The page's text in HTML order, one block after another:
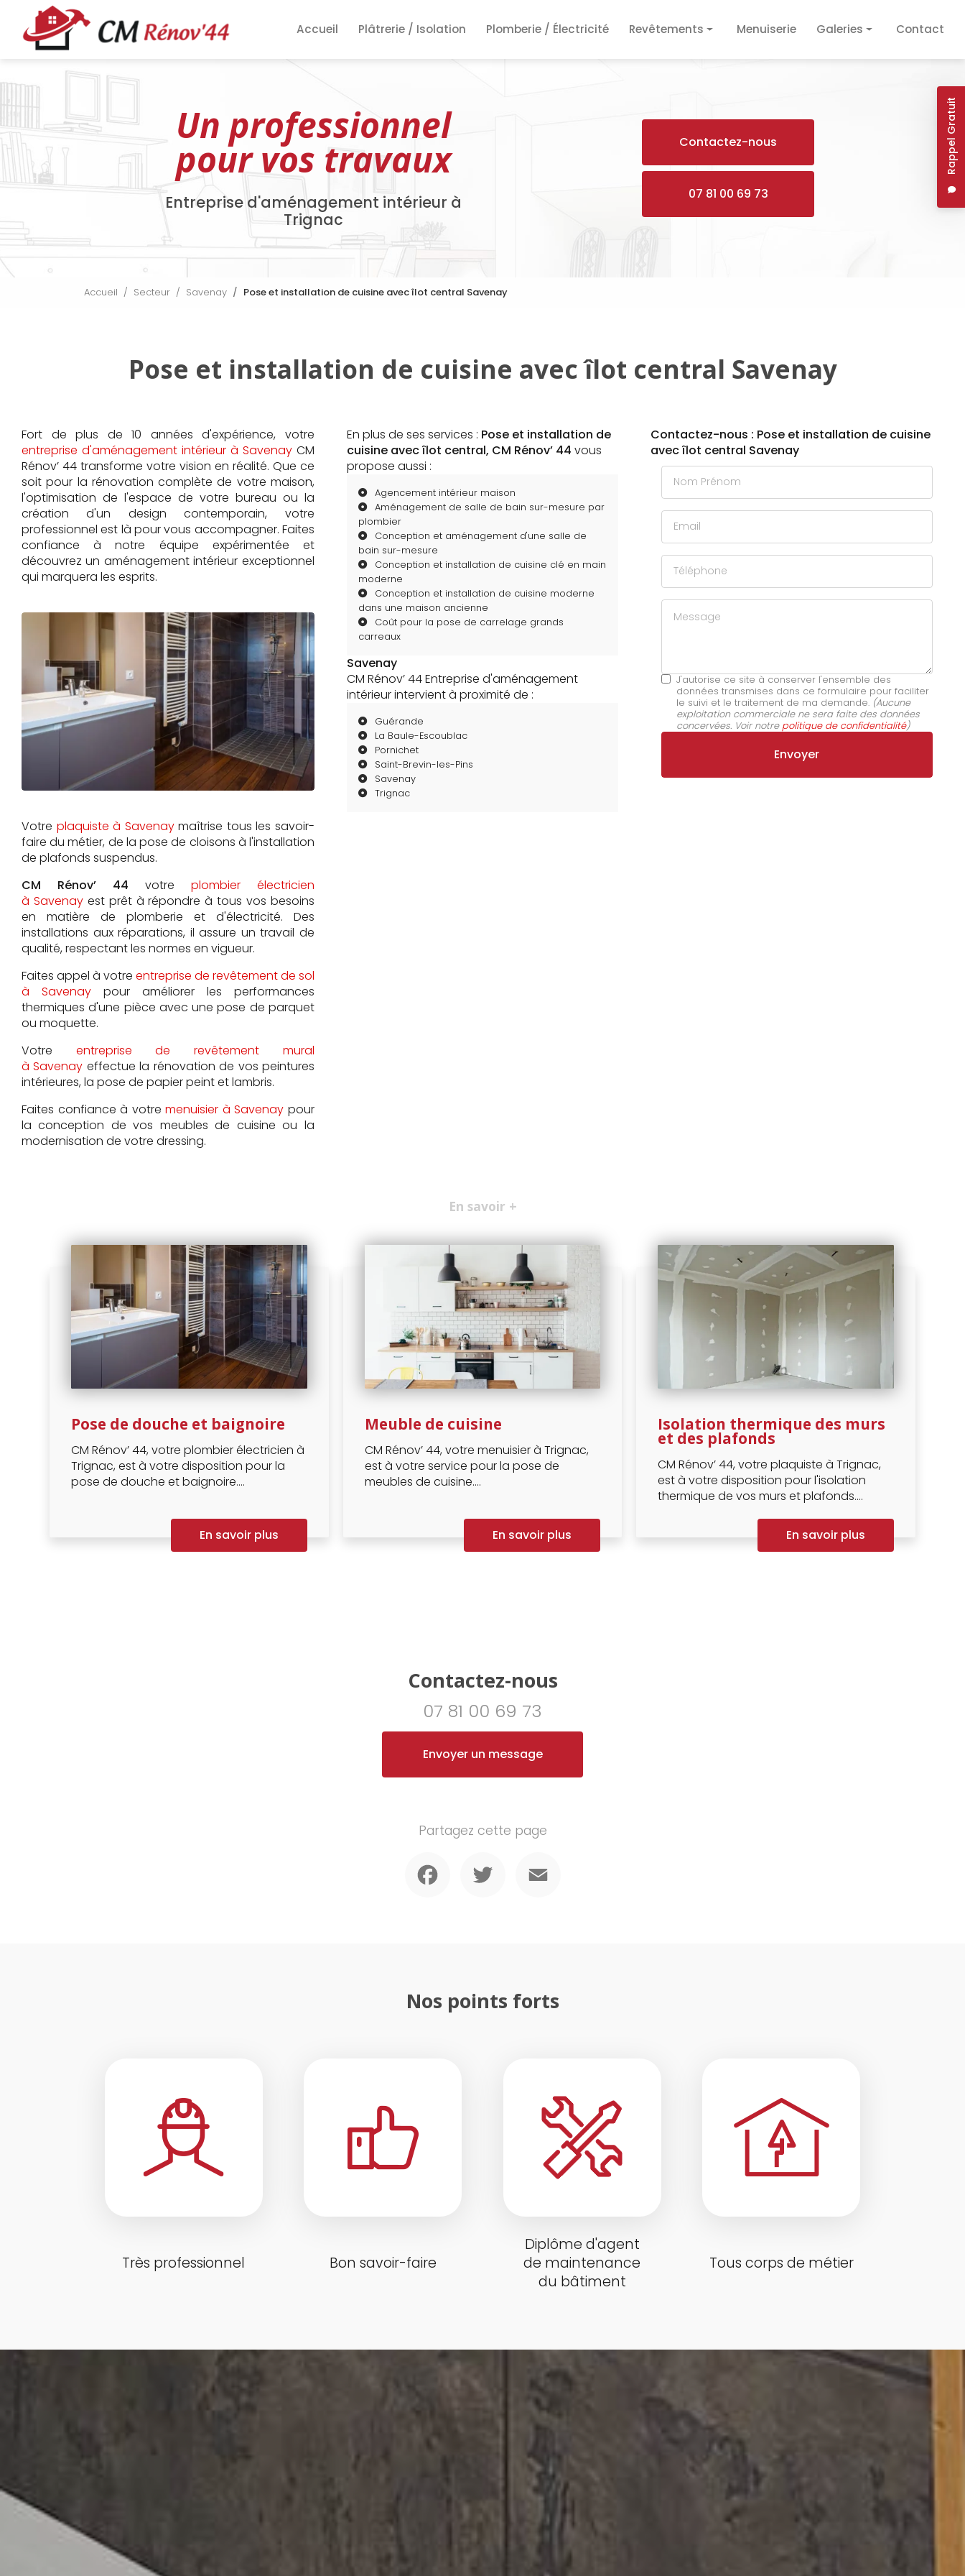
contenu
principal
Rappel Gratuit
Accueil Plâtrerie / Isolation Plomberie / Électricité Revêtements Menuiserie Galeries Contact
Un professionnel
pour vos travaux
Entreprise d'aménagement intérieur à
Trignac
Contactez-nous
07 81 00 69 73
Accueil Secteur Savenay Pose et installation de cuisine avec îlot central Savenay
Pose et installation de cuisine avec îlot central Savenay
Fort de plus de 10 années d'expérience, votre
entreprise d'aménagement intérieur à Savenay CM
Rénov’ 44 transforme votre vision en réalité. Que ce
soit pour la rénovation complète de votre maison,
l'optimisation de l'espace de votre bureau ou la
création d'un design contemporain, votre
professionnel est là pour vous accompagner. Faites
confiance à notre équipe expérimentée et
découvrez un aménagement intérieur exceptionnel
qui marquera les esprits.
Votre plaquiste à Savenaymaîtrise tous les savoir-
faire du métier, de la pose de cloisons à l'installation
de plafonds suspendus.
CM Rénov’ 44 votre plombier électricien
à Savenayest prêt à répondre à tous vos besoins
en matière de plomberie et d'électricité. Des
installations aux réparations, il assure un travail de
qualité, respectant les normes en vigueur.
Faites appel à votre entreprise de revêtement de sol
à Savenay pour améliorer les performances
thermiques d'une pièce avec une pose de parquet
ou moquette.
Votre entreprise de revêtement mural
à Savenay effectue la rénovation de vos peintures
intérieures, la pose de papier peint et lambris.
Faites confiance à votremenuisier à Savenay pour
la conception de vos meubles de cuisine ou la
modernisation de votre dressing.
En plus de ses services : Pose et installation de
cuisine avec îlot central, CM Rénov’ 44 vous
propose aussi :
Agencement intérieur maison
Aménagement de salle de bain sur-mesure par
plombier
Conception et aménagement d'une salle de
bain sur-mesure
Conception et installation de cuisine clé en main
moderne
Conception et installation de cuisine moderne
dans une maison ancienne
Coût pour la pose de carrelage grands
carreaux
Savenay
CM Rénov’ 44 Entreprise d'aménagement
intérieur intervient à proximité de :
Guérande
La Baule-Escoublac
Pornichet
Saint-Brevin-les-Pins
Savenay
Trignac
Contactez-nous : Pose et installation de cuisine
avec îlot central Savenay
Nom Prénom
Email
Téléphone
Message
J'autorise ce site à conserver l'ensemble des
données transmises dans ce formulaire pour faciliter
le suivi et le traitement de ma demande. (Aucune
exploitation commerciale ne sera faite des données
concervées. Voir notre politique de confidentialité)
En savoir +
Pose de douche et baignoire
CM Rénov’ 44, votre plombier électricien à
Trignac, est à votre disposition pour la
pose de douche et baignoire....
En savoir plus
Meuble de cuisine
CM Rénov’ 44, votre menuisier à Trignac,
est à votre service pour la pose de
meubles de cuisine....
En savoir plus
Isolation thermique des murs
et des plafonds
CM Rénov’ 44, votre plaquiste à Trignac,
est à votre disposition pour l'isolation
thermique de vos murs et plafonds....
En savoir plus
Contactez-nous
07 81 00 69 73
Envoyer un message
Partagez cette page
Nos points forts
Très professionnel Bon savoir-faire
Diplôme d'agent
de maintenance
du bâtiment
Tous corps de métier